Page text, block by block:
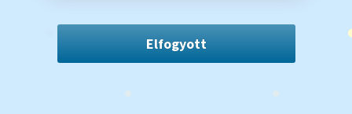
Elfogyott